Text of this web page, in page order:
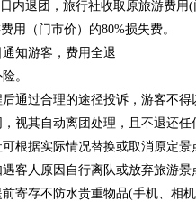
退团，旅行社收取原旅游费
用（门市价）的80%损失费。
知游客，费用全退
。
通过合理的途径投诉，游客不
其自动离团处理，且不退还任
根据实际情况替换或取消原定
客人原因自行离队或放弃旅游景
寄存不防水贵重物品(手机、相